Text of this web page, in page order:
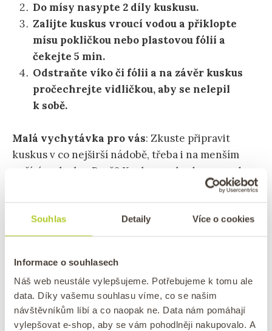
Souhlas Detaily Více o cookies
Informace o souhlasech
Náš web neustále vylepšujeme. Potřebujeme k tomu ale
data. Díky vašemu souhlasu víme, co se našim
návštěvníkům líbí a co naopak ne. Data nám pomáhají
vylepšovat e-shop, aby se vám pohodlněji nakupovalo. A
Do mísy nasypte 2 díly kuskusu.
Zalijte kuskus vroucí vodou a přiklopte
mísu pokličkou nebo plastovou fólií a
čekejte 5 min.
Odstraňte víko či fólii a na závěr kuskus
pročechrejte vidličkou, aby se nelepil
k sobě.
Malá vychytávka pro vás: Zkuste připravit
kuskus v co nejširší nádobě, třeba i na menším
pečícím plechu. Proč? Kuskus, nebude ve spodu
slepený a nahoře nedodělaný. Vyzkoušejte obě
uvidíte, která vám bude více vyhovovat.
sušenými rajčatyse ke kuskus náramně hodí